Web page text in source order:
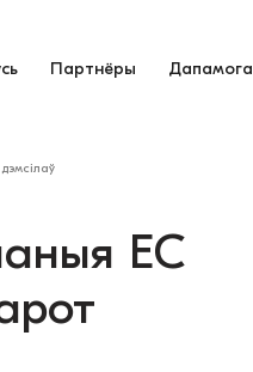
Партнёры Дапамога
ЕС